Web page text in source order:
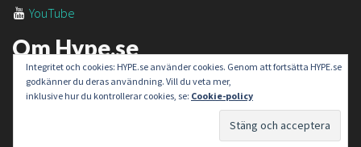
YouTube
Om Hype.se
Om oss
Om #SweGame
Integritet och cookies: HYPE.se använder cookies. Genom att fortsätta HYPE.se
godkänner du deras användning. Vill du veta mer,
inklusive hur du kontrollerar cookies, se: Cookie-policy